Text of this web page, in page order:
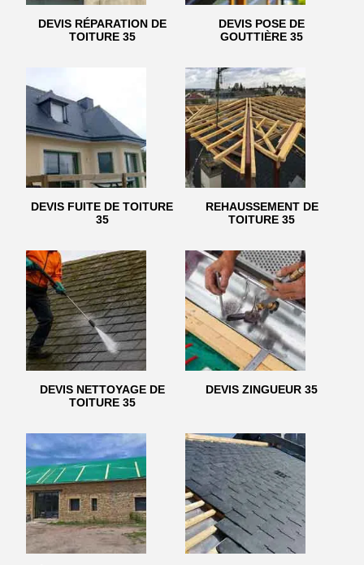
DEVIS RÉPARATION DE
TOITURE 35
DEVIS POSE DE
GOUTTIÈRE 35
DEVIS FUITE DE TOITURE
35
REHAUSSEMENT DE
TOITURE 35
DEVIS NETTOYAGE DE
TOITURE 35
DEVIS ZINGUEUR 35